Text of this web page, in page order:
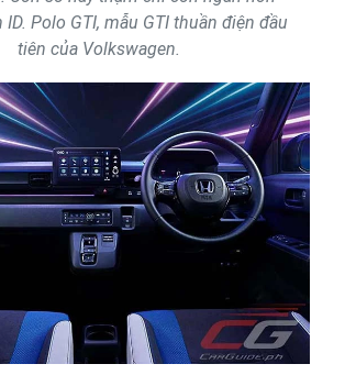
ID. Polo GTI, mẫu GTI thuần điện đầu
tiên của Volkswagen.